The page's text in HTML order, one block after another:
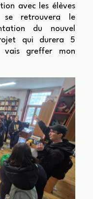
avec les élèves
se retrouvera le
du nouvel
qui durera 5
vais greffer mon